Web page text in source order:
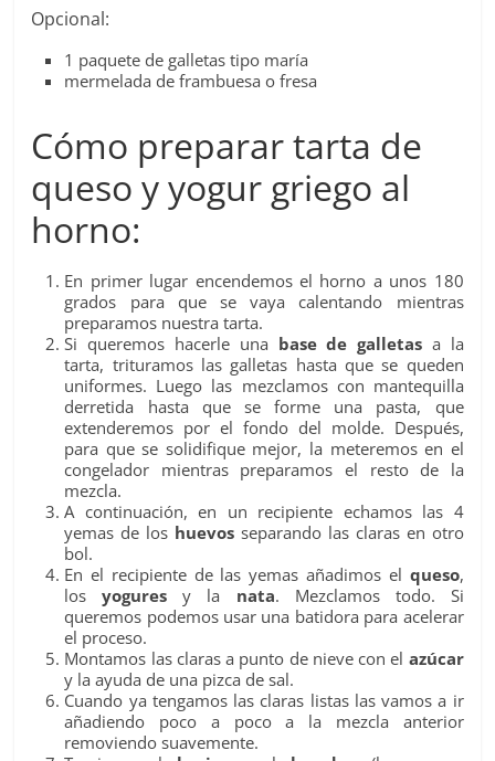
Opcional:
1 paquete de galletas tipo maría
mermelada de frambuesa o fresa
Cómo preparar tarta de
queso y yogur griego al
horno:
En primer lugar encendemos el horno a unos 180
grados para que se vaya calentando mientras
preparamos nuestra tarta.
Si queremos hacerle una base de galletas a la
tarta, trituramos las galletas hasta que se queden
uniformes. Luego las mezclamos con mantequilla
derretida hasta que se forme una pasta, que
extenderemos por el fondo del molde. Después,
para que se solidifique mejor, la meteremos en el
congelador mientras preparamos el resto de la
mezcla.
A continuación, en un recipiente echamos las 4
yemas de los huevos separando las claras en otro
bol.
En el recipiente de las yemas añadimos el queso,
losyogures y la nata. Mezclamos todo. Si
queremos podemos usar una batidora para acelerar
el proceso.
Montamos las claras a punto de nieve con el azúcar
y la ayuda de una pizca de sal.
Cuando ya tengamos las claras listas las vamos a ir
añadiendo poco a poco a la mezcla anterior
removiendo suavemente.